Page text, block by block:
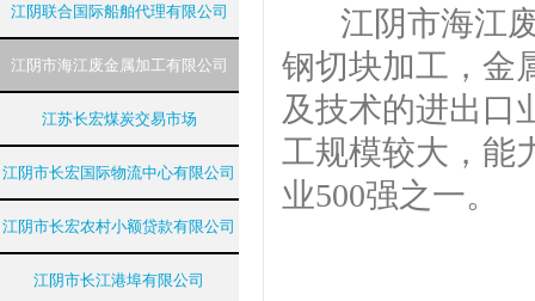
江阴联合国际船舶代理有限公司
江阴市海江废金属加工有限公司
江苏长宏煤炭交易市场
江阴市长宏国际物流中心有限公司
江阴市长宏农村小额贷款有限公司
江阴市长江港埠有限公司
江阴市海江废
钢切块加工，金
及技术的进出口
工规模较大，能
业500强之一。